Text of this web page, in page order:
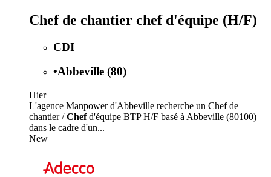
Chef de chantier chef d'équipe (H/F)
CDI
•Abbeville (80)
Hier
L'agence Manpower d'Abbeville recherche un Chef de
chantier /Chefd'équipe BTP H/F basé à Abbeville (80100)
dans le cadre d'un...
New